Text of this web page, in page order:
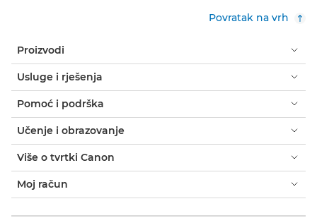
Povratak na vrh
Proizvodi
Usluge i rješenja
Pomoć i podrška
Učenje i obrazovanje
Više o tvrtki Canon
Moj račun